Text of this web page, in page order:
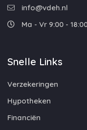
info@vdeh.nl
Ma - Vr 9:00 -
Snelle Links
Verzekeringen
Hypotheken
Financiën